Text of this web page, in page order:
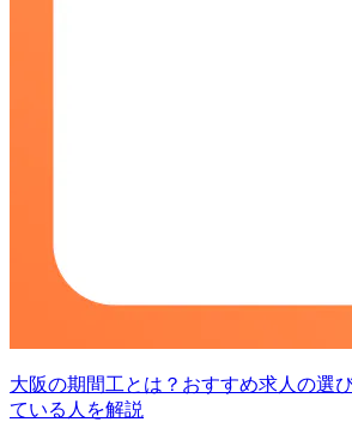
大阪の期間工とは？おすすめ求人の選
ている人を解説